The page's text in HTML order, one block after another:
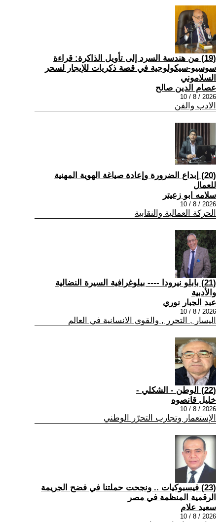
(19) من هندسة السرد إلى تأويل الذاكرة: قراءة
سوسيو-سيكولوجية في قصة ذكريات للإيجار لسحر
السلاموني
عصام الدين صالح
2026 / 8 / 10
الادب والفن
(20) إبداع الضرورة وإعادة صياغة الهوية المهنية
للعمال
سلامه ابو زعيتر
2026 / 8 / 10
الحركة العمالية والنقابية
(21) بابلو نيرودا ---- بيلوغرافية السيرة النضالية
والأدبية
عبد الجبار نوري
2026 / 8 / 10
اليسار , التحرر , والقوى الانسانية في العالم
(22) الوطن - الشكلي -
خليل قانصوه
2026 / 8 / 10
الإستعمار وتجارب التحرّر الوطني
(23) فيسبوكيات .. ونجحت حملتنا في فضح الجريمة
الرقمية المنظمة في مصر
سعيد علام
2026 / 8 / 10